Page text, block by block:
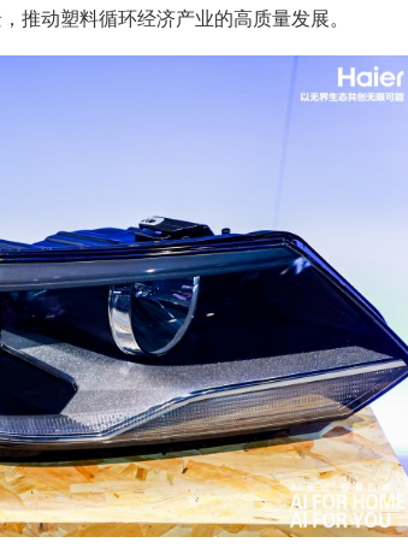
推动塑料循环经济产业的高质量发展。